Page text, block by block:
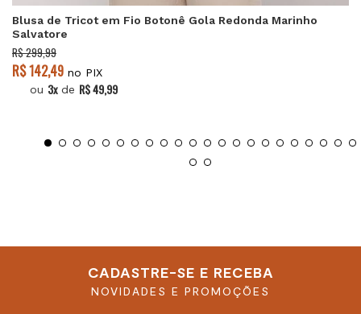
Blusa de Tricot em Fio Botonê Gola Redonda Marinho
Salvatore
R$ 299,99
R$ 142,49 no PIX
ou 3x de R$ 49,99
CADASTRE-SE E RECEBA
NOVIDADES E PROMOÇÕES